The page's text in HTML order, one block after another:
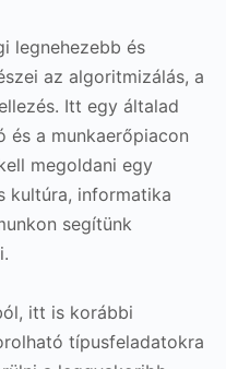
legnehezebb és
az algoritmizálás, a
Itt egy általad
és a munkaerőpiacon
megoldani egy
kultúra, informatika
segítünk
itt is korábbi
típusfeladatokra